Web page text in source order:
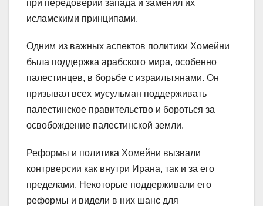
при передоверии запада и заменил их
исламскими принципами.
Одним из важных аспектов политики Хомейни
была поддержка арабского мира, особенно
палестинцев, в борьбе с израильтянами. Он
призывал всех мусульман поддерживать
палестинское правительство и бороться за
освобождение палестинской земли.
Реформы и политика Хомейни вызвали
контрверсии как внутри Ирана, так и за его
пределами. Некоторые поддерживали его
реформы и видели в них шанс для